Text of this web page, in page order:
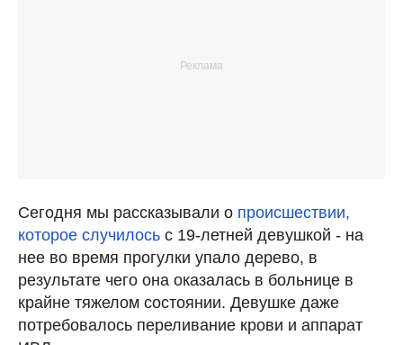
Сегодня мы рассказывали о происшествии,
которое случилось с 19-летней девушкой - на
нее во время прогулки упало дерево, в
результате чего она оказалась в больнице в
крайне тяжелом состоянии. Девушке даже
потребовалось переливание крови и аппарат